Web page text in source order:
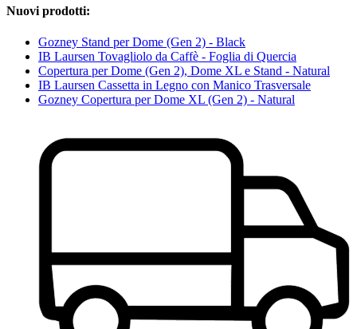
Nuovi prodotti:
Gozney Stand per Dome (Gen 2) - Black
IB Laursen Tovagliolo da Caffè - Foglia di Quercia
Copertura per Dome (Gen 2), Dome XL e Stand - Natural
IB Laursen Cassetta in Legno con Manico Trasversale
Gozney Copertura per Dome XL (Gen 2) - Natural